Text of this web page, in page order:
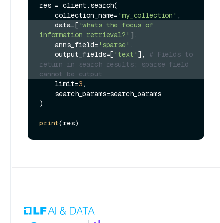
res = client.search(
    collection_name=
'my_collection'
    data=[
'whats the focus of
information retrieval?' ],
    anns_field=
'sparse' ,
    output_fields=[
'text' ], # Fields to
return in search results; sparse field
cannot be output
    limit=
3 ,
)
print